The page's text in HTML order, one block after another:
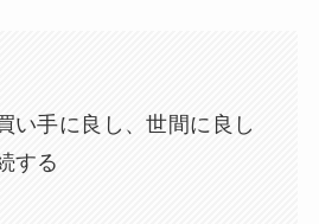
い手に良し、世間に良し
する